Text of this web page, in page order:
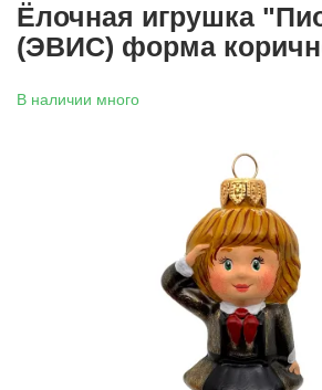
Ёлочная игрушка
(ЭВИС) форма
В наличии много